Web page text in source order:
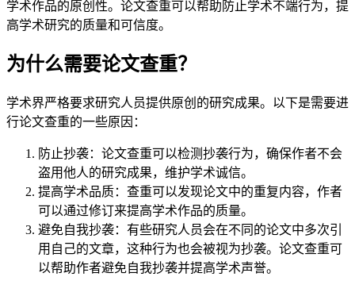
学术作品的原创性。论文查重可以帮助防止学术不端行为，提
高学术研究的质量和可信度。
为什么需要论文查重？
学术界严格要求研究人员提供原创的研究成果。以下是需要进
行论文查重的一些原因：
防止抄袭：论文查重可以检测抄袭行为，确保作者不会
盗用他人的研究成果，维护学术诚信。
提高学术品质：查重可以发现论文中的重复内容，作者
可以通过修订来提高学术作品的质量。
避免自我抄袭：有些研究人员会在不同的论文中多次引
用自己的文章，这种行为也会被视为抄袭。论文查重可
以帮助作者避免自我抄袭并提高学术声誉。